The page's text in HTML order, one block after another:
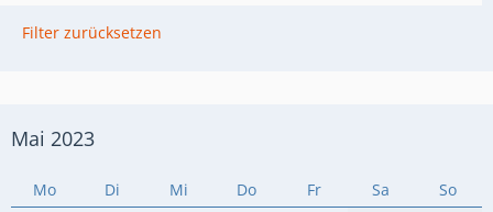
Filter zurücksetzen
Mai 2023
Mo Di Mi Do Fr Sa
So